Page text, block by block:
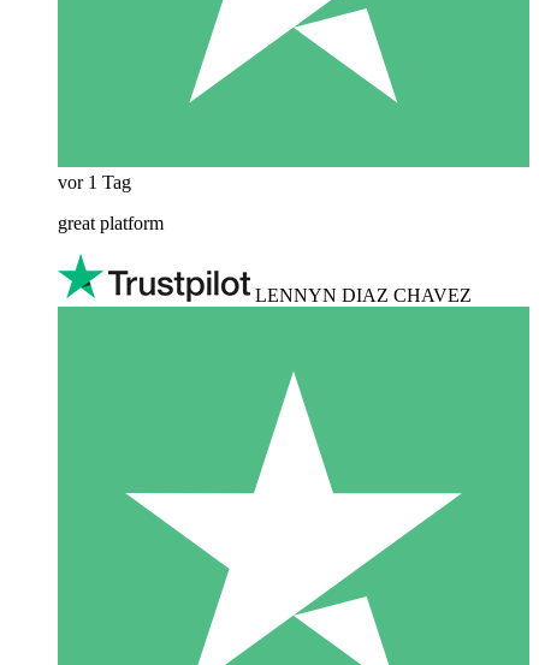
vor 1 Tag
great platform
LENNYN DIAZ CHAVEZ